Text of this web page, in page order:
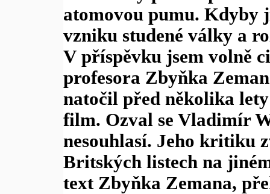
atomovou pumu. Kdyby
vzniku studené války a
V příspěvku jsem volně
profesora Zbyňka
natočil před několika
film. Ozval se Vladimír
nesouhlasí. Jeho kritiku
Britských listech na
text Zbyňka Zemana,